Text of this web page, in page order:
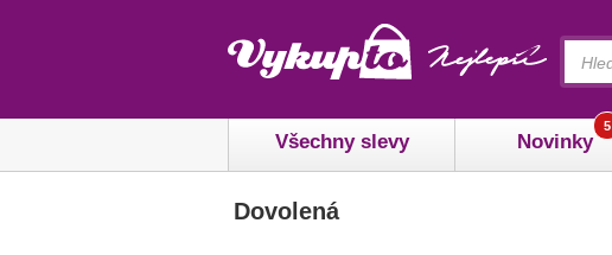
Všechny slevy Novinky
5
Dovolená